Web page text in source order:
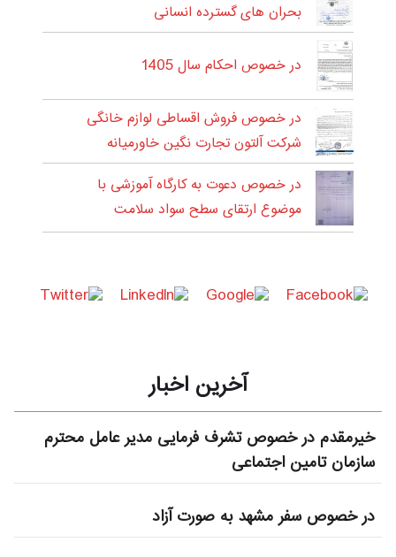
بحران های گسترده انسانی
در خصوص احکام سال 1405
در خصوص فروش اقساطی لوازم خانگی
شرکت آلتون تجارت نگین خاورمیانه
در خصوص دعوت به کارگاه آموزشی با
موضوع ارتقای سطح سواد سلامت
آخرین اخبار
خیرمقدم در خصوص تشرف فرمایی مدیر عامل محترم
سازمان تامین اجتماعی
در خصوص سفر مشهد به صورت آزاد